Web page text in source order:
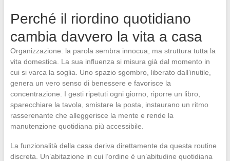
Perché il riordino quotidiano
cambia davvero la vita a casa
Organizzazione: la parola sembra innocua, ma struttura tutta la
vita domestica. La sua influenza si misura già dal momento in
cui si varca la soglia. Uno spazio sgombro, liberato dall’inutile,
genera un vero senso di benessere e favorisce la
concentrazione. I gesti ripetuti ogni giorno, riporre un libro,
sparecchiare la tavola, smistare la posta, instaurano un ritmo
rasserenante che alleggerisce la mente e rende la
manutenzione quotidiana più accessibile.
La funzionalità della casa deriva direttamente da questa routine
discreta. Un’abitazione in cui l’ordine è un’abitudine quotidiana